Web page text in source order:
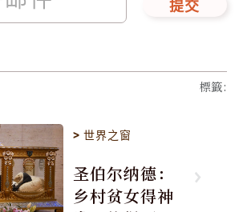
提交
標籤:
>世界之窗
圣伯尔纳德：
乡村贫女得神